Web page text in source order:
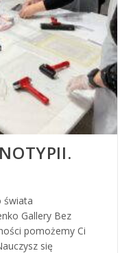
świata
Gallery Bez
pomożemy Ci
się